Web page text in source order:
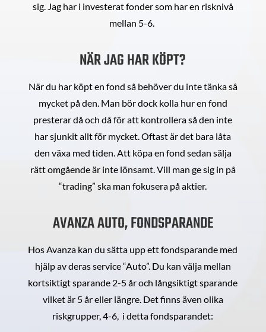
sig. Jag har i investerat fonder som har en risknivå
mellan 5-6.
NÄR JAG HAR KÖPT?
När du har köpt en fond så behöver du inte tänka så
mycket på den. Man bör dock kolla hur en fond
presterar då och då för att kontrollera så den inte
har sjunkit allt för mycket. Oftast är det bara låta
den växa med tiden. Att köpa en fond sedan sälja
rätt omgående är inte lönsamt. Vill man ge sig in på
“trading” ska man fokusera på aktier.
AVANZA AUTO, FONDSPARANDE
Hos Avanza kan du sätta upp ett fondsparande med
hjälp av deras service “Auto”. Du kan välja mellan
kortsiktigt sparande 2-5 år och långsiktigt sparande
vilket är 5 år eller längre. Det finns även olika
riskgrupper, 4-6, i detta fondsparandet: